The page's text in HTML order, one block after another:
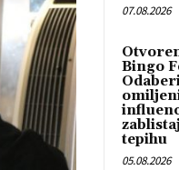
07.08.2026
Bingo
tepihu
05.08.2026